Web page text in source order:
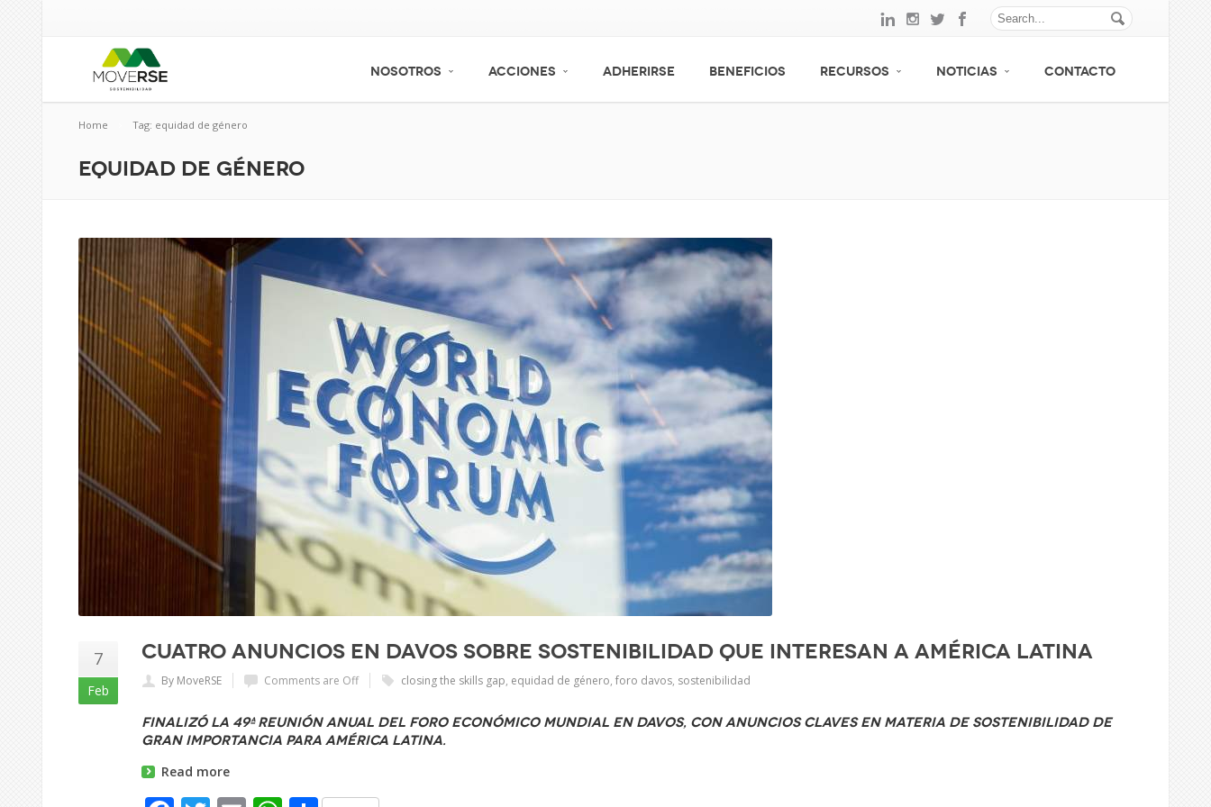
NOSOTROS ACCIONES ADHERIRSE BENEFICIOS RECURSOS NOTICIAS CONTACTO
Home Tag: equidad de género
equidad de género
7
Feb
Cuatro anuncios en Davos sobre sostenibilidad que interesan a América Latina
By MoveRSE Comments are Off closing the skills gap, equidad de género, foro davos, sostenibilidad
Finalizó la 49ª Reunión Anual del Foro Económico Mundial en Davos, con anuncios claves en materia de sostenibilidad de
gran importancia para América Latina.
Read more